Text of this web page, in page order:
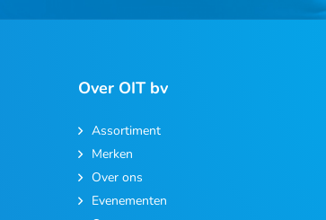
Over OIT bv
Assortiment
Merken
Over ons
Evenementen